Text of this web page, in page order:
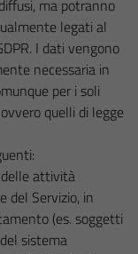
ma potranno
legati al
I dati vengono
necessaria in
per i soli
quelli di legge
delle attività
del Servizio, in
(es. soggetti
sistema